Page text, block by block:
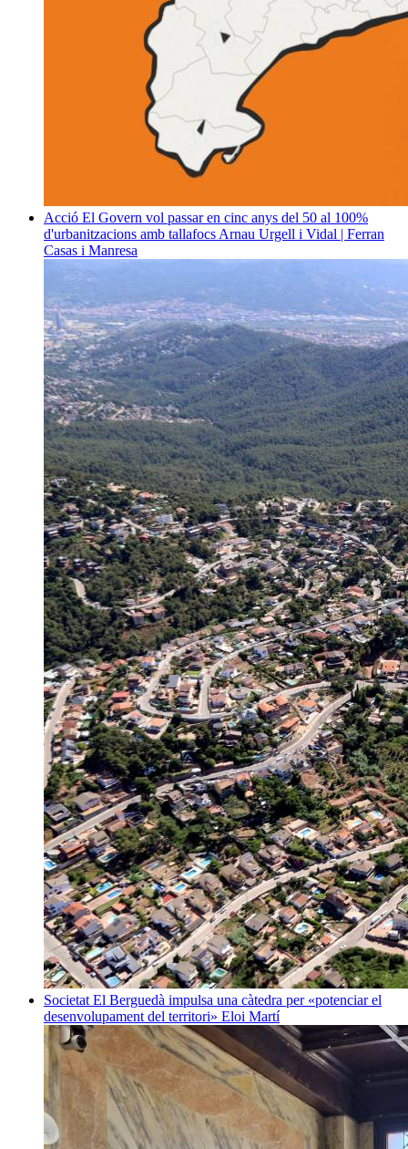
Acció El Govern vol passar en cinc anys del 50 al 100%
d'urbanitzacions amb tallafocs Arnau Urgell i Vidal | Ferran
Casas i Manresa
Societat El Berguedà impulsa una càtedra per «potenciar el
desenvolupament del territori» Eloi Martí